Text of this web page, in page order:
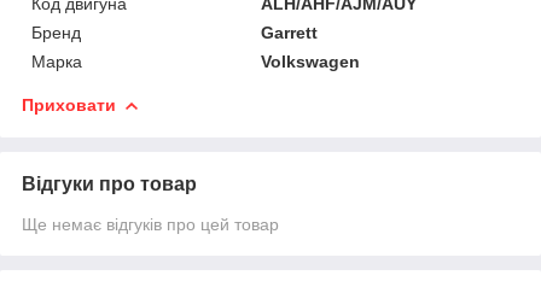
Бренд
Garrett
Марка
Volkswagen
Приховати
Відгуки про товар
Ще немає відгуків про цей товар